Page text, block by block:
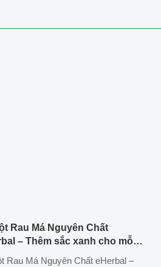
Rau Má Nguyên Chất
– Thêm sắc xanh cho mỗi
Rau Má Nguyên Chất eHerbal –